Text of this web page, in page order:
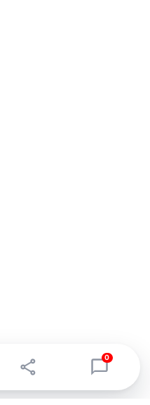
0